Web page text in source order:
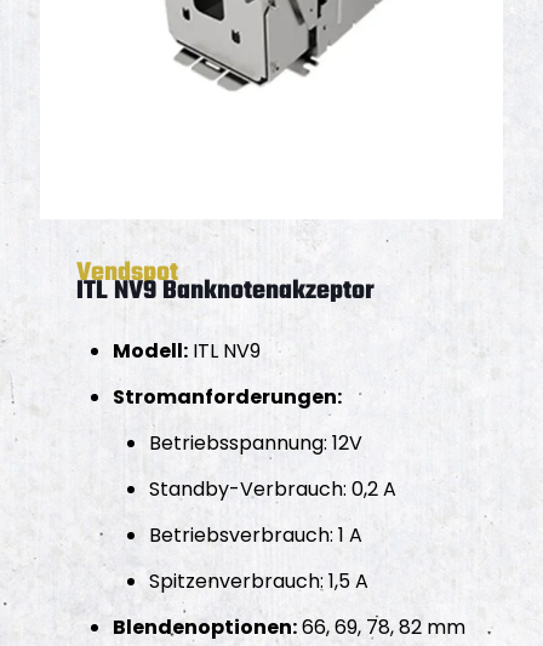
Vendspot
ITL NV9 Banknotenakzeptor
Modell: ITL NV9
Stromanforderungen:
Betriebsspannung: 12V
Standby-Verbrauch: 0,2 A
Betriebsverbrauch: 1 A
Spitzenverbrauch: 1,5 A
Blendenoptionen:66, 69, 78, 82 mm